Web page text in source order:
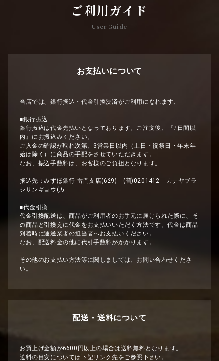
ご利用ガイド
User Guide
お支払いについて
当店では、銀行振込・代金引換決済がご利用になれます。
■銀行振込
銀行振込は代金先払いとなっております。ご注文後、『7日間以
内』にお振込みください。
ご入金の確認が取れ次第、3営業日以内（土日・祝祭日・年末年
始は除く）に商品の手配をさせていただきます。
なお、振込手数料は、お客様のご負担となります。
振込先：みずほ銀行 雷門支店(629) (普)0201412 カナヤブラ
シサンギョウ(カ
■代金引換
代金引換配送は、商品がご利用者のお手元に届けられた際に、そ
の商品と引換えに代金をお支払いいただく方法です。代金は商品
到着時に運送業者の担当者へお支払いください。
なお、配送料金の他に代引手数料がかかります。
その他のお支払い方法等に関しましては、お問い合わせくださ
い。
配送・送料について
お買上げ金額が6600円以上の場合は送料無料となります。
送料の目安については下記リンク先をご参照下さい。